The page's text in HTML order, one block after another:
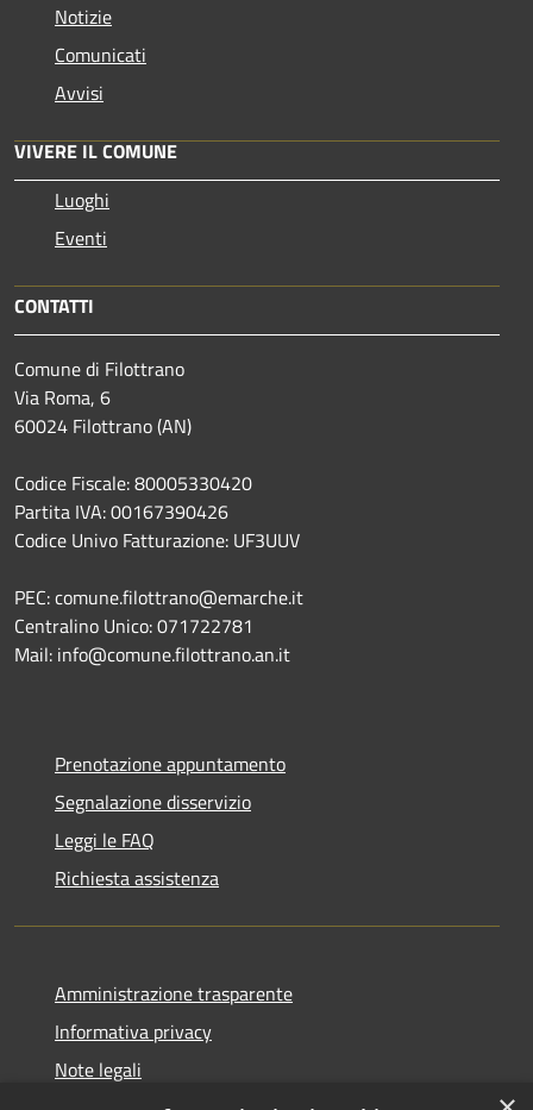
Notizie
Comunicati
Avvisi
VIVERE IL COMUNE
Luoghi
Eventi
CONTATTI
Comune di Filottrano
Via Roma, 6
60024 Filottrano (AN)
Codice Fiscale: 80005330420
Partita IVA: 00167390426
Codice Univo Fatturazione: UF3UUV
PEC: comune.filottrano@emarche.it
Centralino Unico: 071722781
Mail: info@comune.filottrano.an.it
Prenotazione appuntamento
Segnalazione disservizio
Leggi le FAQ
Richiesta assistenza
Amministrazione trasparente
Informativa privacy
Note legali